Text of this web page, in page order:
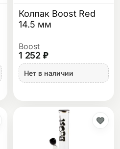
Колпак Boost Red
14.5 мм
Boost
1 252 ₽
Нет в наличии